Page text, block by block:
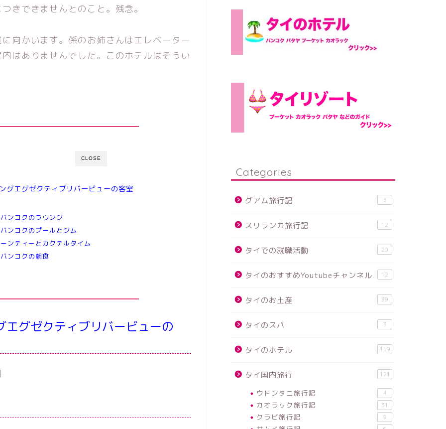
きできませんとのこと。残念。
向かいます。係のお姉さんはエレベーター
はありませんでした。このホテルはそうい
CLOSE
エグゼクティブリバービューの客室
ンコクのラウンジ
ンコクのプールとジム
ンティーとカクテルタイム
ンコクの朝食
グゼクティブリバービューの
Categories
グアム旅行記 3
スリランカ旅行記 12
タイでの就職活動 20
タイのおすすめYoutubeチャンネル 12
タイのお土産 39
タイのスパ 3
タイのホテル 119
タイ国内旅行 121
ウドンタニ旅行記 4
カオラック旅行記 31
クラビ旅行記 9